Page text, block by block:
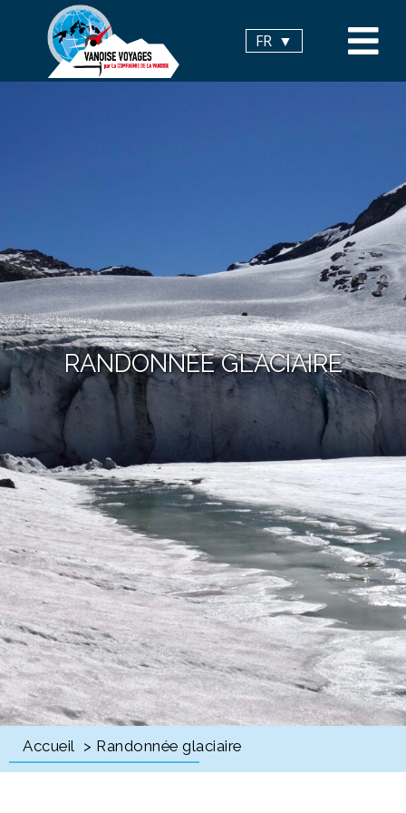
FR
RANDONNÉE GLACIAIRE
Accueil > Randonnée glaciaire
Panneau de gestion des cookies